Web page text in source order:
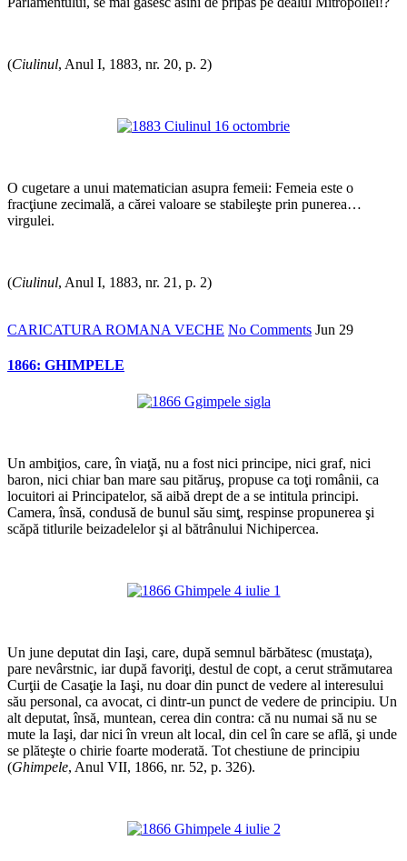
(Ciulinul, Anul I, 1883, nr. 20, p. 2)
O cugetare a unui matematician asupra femeii: Femeia este o
fracţiune zecimală, a cărei valoare se stabileşte prin punerea…
virgulei.
(Ciulinul, Anul I, 1883, nr. 21, p. 2)
CARICATURA ROMANA VECHE No Comments Jun 29
1866: GHIMPELE
Un ambiţios, care, în viaţă, nu a fost nici principe, nici graf, nici
baron, nici chiar ban mare sau pităruş, propuse ca toţi românii, ca
locuitori ai Principatelor, să aibă drept de a se intitula principi.
Camera, însă, condusă de bunul său simţ, respinse propunerea şi
scăpă titlurile beizadelelor şi al bătrânului Nichipercea.
Un june deputat din Iaşi, care, după semnul bărbătesc (mustaţa),
pare nevârstnic, iar după favoriţi, destul de copt, a cerut strămutarea
Curţii de Casaţie la Iaşi, nu doar din punct de vedere al interesului
său personal, ca avocat, ci dintr-un punct de vedere de principiu. Un
alt deputat, însă, muntean, cerea din contra: că nu numai să nu se
mute la Iaşi, dar nici în vreun alt local, din cel în care se află, şi unde
se plăteşte o chirie foarte moderată. Tot chestiune de principiu
(Ghimpele, Anul VII, 1866, nr. 52, p. 326).